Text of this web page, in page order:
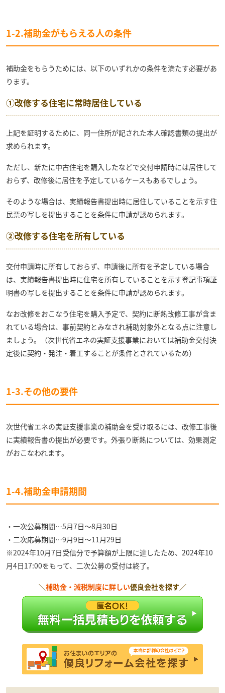
1-2.補助金がもらえる人の条件
補助金をもらうためには、以下のいずれかの条件を満たす必要があ
ります。
①改修する住宅に常時居住している
上記を証明するために、同一住所が記された本人確認書類の提出が
求められます。
ただし、新たに中古住宅を購入したなどで交付申請時には居住して
おらず、改修後に居住を予定しているケースもあるでしょう。
そのような場合は、実績報告書提出時に居住していることを示す住
民票の写しを提出することを条件に申請が認められます。
②改修する住宅を所有している
交付申請時に所有しておらず、申請後に所有を予定している場合
は、実績報告書提出時に住宅を所有していることを示す登記事項証
明書の写しを提出することを条件に申請が認められます。
なお改修をおこなう住宅を購入予定で、契約に断熱改修工事が含ま
れている場合は、事前契約とみなされ補助対象外となる点に注意し
ましょう。（次世代省エネの実証支援事業においては補助金交付決
定後に契約・発注・着工することが条件とされているため）
1-3.その他の要件
次世代省エネの実証支援事業の補助金を受け取るには、改修工事後
に実績報告書の提出が必要です。外張り断熱については、効果測定
がおこなわれます。
1-4.補助金申請期間
・一次公募期間…5月7日～8月30日
・二次応募期間…9月9日～11月29日
※2024年10月7日受信分で予算額が上限に達したため、2024年10
月4日17:00をもって、二次公募の受付は終了。
＼補助金・減税制度に詳しい優良会社を探す／